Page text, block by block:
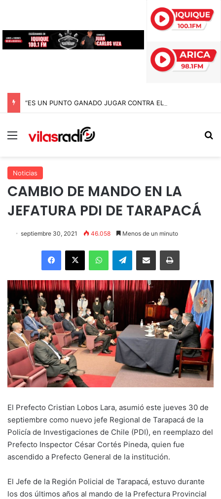
Menú
Noticias
CAMBIO DE MANDO EN LA
JEFATURA PDI DE TARAPACÁ
septiembre 30, 2021 46.058 Menos de un minuto
Facebook
X WhatsAppTelegramEnviar vía email Imprimir
El Prefecto Cristian Lobos Lara, asumió este jueves 30 de
septiembre como nuevo jefe Regional de Tarapacá de la
Policía de Investigaciones de Chile (PDI), en reemplazo del
Prefecto Inspector César Cortés Pineda, quien fue
ascendido a Prefecto General de la institución.
El Jefe de la Región Policial de Tarapacá, estuvo durante
los dos últimos años al mando de la Prefectura Provincial